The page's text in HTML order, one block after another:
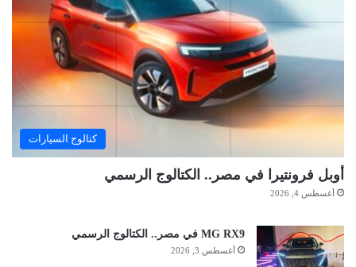
كتالوج السيارات
أوبل فرونتيرا في مصر.. الكتالوج الرسمي
أغسطس 4, 2026
MG RX9 في مصر.. الكتالوج الرسمي
أغسطس 3, 2026